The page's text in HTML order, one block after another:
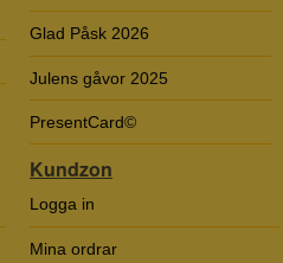
Glad Påsk 2026
Julens gåvor 2025
PresentCard©
Kundzon
Logga in
Mina ordrar